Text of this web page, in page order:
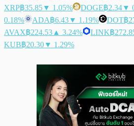
XRP฿35.85▼ 1.05% DOGE฿2.34▼
0.18%
ADA฿6.43▼ 1.19% DOT฿
AVAX฿224.53 ▲ 3.24% LINK฿
KUB฿20.30▼ 1.29%